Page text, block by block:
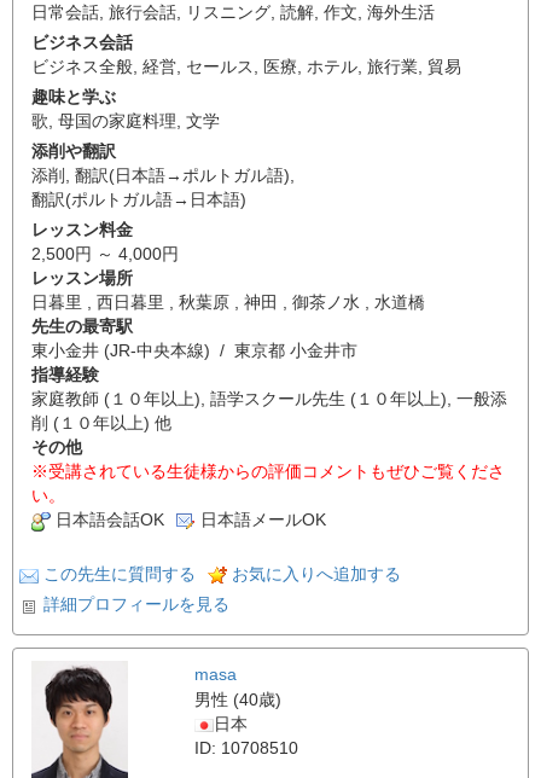
日常会話, 旅行会話, リスニング, 読解, 作文, 海外生活
ビジネス会話
ビジネス全般, 経営, セールス, 医療, ホテル, 旅行業, 貿易
趣味と学ぶ
歌, 母国の家庭料理, 文学
添削や翻訳
添削 , 翻訳(日本語→ポルトガル語),
翻訳(ポルトガル語→日本語)
レッスン料金
2,500円 ～ 4,000円
レッスン場所
日暮里 , 西日暮里 , 秋葉原 , 神田 , 御茶ノ水 , 水道橋
先生の最寄駅
東小金井 (JR-中央本線) / 東京都 小金井市
指導経験
家庭教師 (１０年以上), 語学スクール先生 (１０年以上), 一般添
削 (１０年以上) 他
その他
※受講されている生徒様からの評価コメントもぜひご覧くださ
い。
日本語会話OK
日本語メールOK
この先生に質問する
お気に入りへ追加する
詳細プロフィールを見る
masa
男性 (40歳)
日本
ID: 10708510